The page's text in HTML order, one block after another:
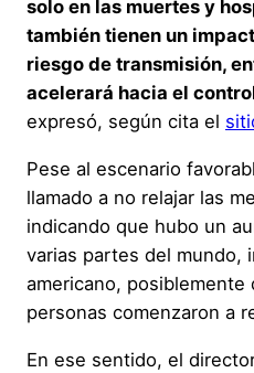
solo en las muertes y
también tienen un
riesgo de transmisión,
acelerará hacia el
expresó, según cita el
Pese al escenario
llamado a no relajar las
indicando que hubo un
varias partes del mundo,
americano, posiblemente
personas comenzaron a
En ese sentido, el